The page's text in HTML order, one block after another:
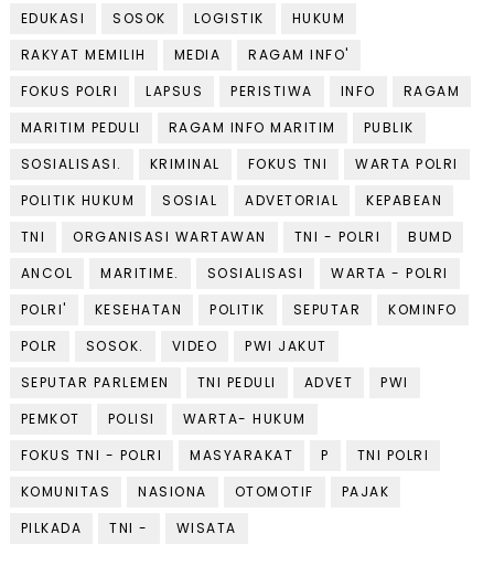
EDUKASI
SOSOK LOGISTIK
HUKUM
RAKYAT MEMILIH
MEDIA
RAGAM INFO'
FOKUS POLRI
LAPSUS PERISTIWA INFO
RAGAM
MARITIM PEDULI
RAGAM INFO MARITIM
PUBLIK
SOSIALISASI.
KRIMINAL FOKUS TNI
WARTA POLRI
POLITIK HUKUM
SOSIAL ADVETORIAL
KEPABEAN
TNI
ORGANISASI WARTAWAN TNI - POLRI
BUMD
ANCOL
MARITIME. SOSIALISASI
WARTA - POLRI
POLRI'
KESEHATAN POLITIK SEPUTAR
KOMINFO
POLR
SOSOK. VIDEO
PWI JAKUT
SEPUTAR PARLEMEN
TNI PEDULI ADVET
PWI
PEMKOT
POLISI
WARTA- HUKUM
FOKUS TNI - POLRI
MASYARAKAT P
TNI POLRI
KOMUNITAS
NASIONA OTOMOTIF
PAJAK
PILKADA
TNI - WISATA